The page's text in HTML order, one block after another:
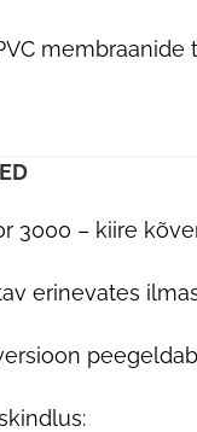
3000 – kiire
erinevates